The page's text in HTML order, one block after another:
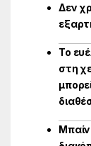
Δεν
Το
στη